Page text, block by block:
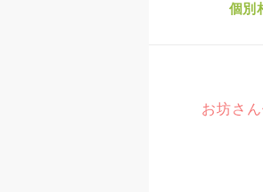
個別
お坊さ